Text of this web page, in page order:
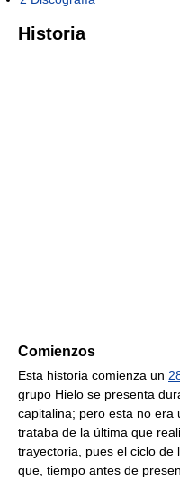
Historia
Comienzos
Esta historia comienza un
grupo Hielo se presenta
capitalina; pero esta no era
trataba de la última que
trayectoria, pues el ciclo de
que, tiempo antes de